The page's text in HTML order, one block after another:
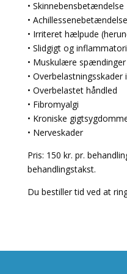
• Skinnebensbetændelse
• Achillessenebetændelse
• Irriteret hælpude
• Slidgigt og
• Muskulære
• Overbelastningsskader
• Overbelastet håndled
• Fibromyalgi
• Kroniske
• Nerveskader
Pris: 150 kr. pr.
behandlingstakst.
Du bestiller tid ved at